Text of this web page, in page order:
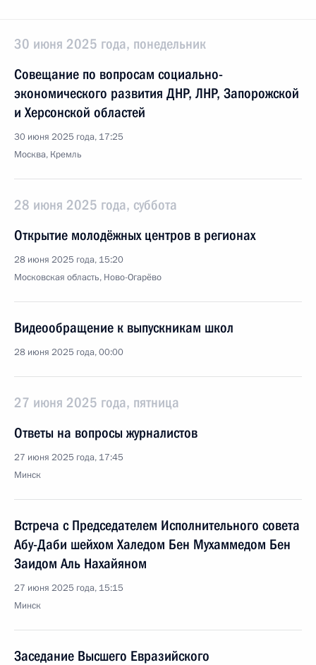
30 июня 2025 года, понедельник
Совещание по вопросам социально-
экономического развития ДНР, ЛНР, Запорожской
и Херсонской областей
30 июня 2025 года, 17:25
Москва, Кремль
28 июня 2025 года, суббота
Открытие молодёжных центров в регионах
28 июня 2025 года, 15:20
Московская область, Ново-Огарёво
Видеообращение к выпускникам школ
28 июня 2025 года, 00:00
27 июня 2025 года, пятница
Ответы на вопросы журналистов
27 июня 2025 года, 17:45
Минск
Встреча с Председателем Исполнительного совета
Абу-Даби шейхом Халедом Бен Мухаммедом Бен
Заидом Аль Нахайяном
27 июня 2025 года, 15:15
Минск
Заседание Высшего Евразийского